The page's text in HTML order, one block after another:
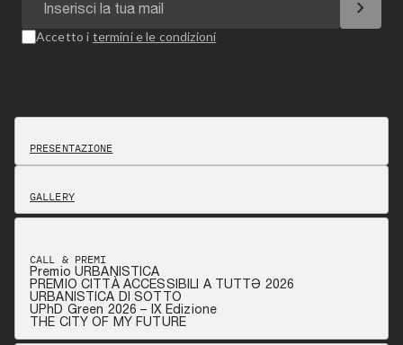
chevron_right
Accetto i termini e le condizioni
PRESENTAZIONE
GALLERY
CALL & PREMI
Premio URBANISTICA
PREMIO CITTÀ ACCESSIBILI A TUTTƏ 2026
URBANISTICA DI SOTTO
UPhD Green 2026 – IX Edizione
THE CITY OF MY FUTURE